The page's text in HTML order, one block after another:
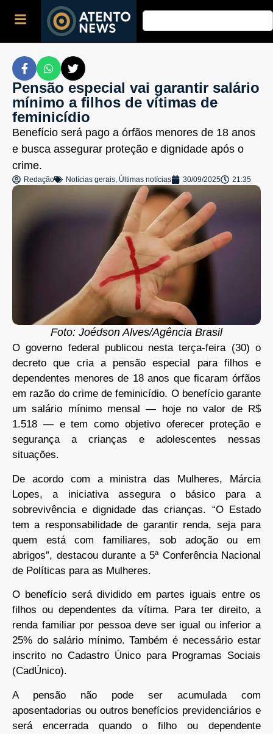
Pensão especial vai garantir salário
mínimo a filhos de vítimas de
feminicídio
Benefício será pago a órfãos menores de 18 anos
e busca assegurar proteção e dignidade após o
crime.
Redação Notícias gerais, Últimas notícias 30/09/2025 21:35
Foto: Joédson Alves/Agência Brasil
O governo federal publicou nesta terça-feira (30) o
decreto que cria a pensão especial para filhos e
dependentes menores de 18 anos que ficaram órfãos
em razão do crime de feminicídio. O benefício garante
um salário mínimo mensal — hoje no valor de R$
1.518 — e tem como objetivo oferecer proteção e
segurança a crianças e adolescentes nessas
situações.
De acordo com a ministra das Mulheres, Márcia
Lopes, a iniciativa assegura o básico para a
sobrevivência e dignidade das crianças. “O Estado
tem a responsabilidade de garantir renda, seja para
quem está com familiares, sob adoção ou em
abrigos”, destacou durante a 5ª Conferência Nacional
de Políticas para as Mulheres.
O benefício será dividido em partes iguais entre os
filhos ou dependentes da vítima. Para ter direito, a
renda familiar por pessoa deve ser igual ou inferior a
25% do salário mínimo. Também é necessário estar
inscrito no Cadastro Único para Programas Sociais
(CadÚnico).
A pensão não pode ser acumulada com
aposentadorias ou outros benefícios previdenciários e
será encerrada quando o filho ou dependente